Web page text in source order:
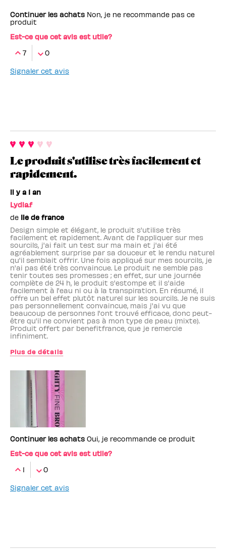
Continuer les achats Non, je ne recommande pas ce
produit
Est-ce que cet avis est utile?
7
0
Signaler cet avis
Le produit s'utilise très facilement et
rapidement.
il y a 1 an
Lydia.f
de Ile de france
Design simple et élégant, le produit s'utilise très
facilement et rapidement. Avant de l'appliquer sur mes
sourcils, j'ai fait un test sur ma main et j'ai été
agréablement surprise par sa douceur et le rendu naturel
qu'il semblait offrir. Une fois appliqué sur mes sourcils, je
n'ai pas été très convaincue. Le produit ne semble pas
tenir toutes ses promesses ; en effet, sur une journée
complète de 24 h, le produit s'estompe et il s'aide
facilement à l'eau ni ou à la transpiration. En résumé, il
offre un bel effet plutôt naturel sur les sourcils. Je ne suis
pas personnellement convaincue, mais j'ai vu que
beaucoup de personnes l'ont trouvé efficace, donc peut-
être qu'il ne convient pas à mon type de peau (mixte).
Produit offert par benefitfrance, que je remercie
infiniment.
Plus de détails
Continuer les achats Oui, je recommande ce produit
Est-ce que cet avis est utile?
1
0
Signaler cet avis